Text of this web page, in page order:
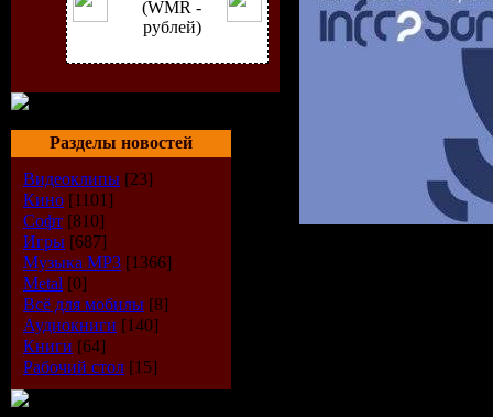
(WMR -
рублей)
Разделы новостей
Видеоклипы [23]
Кино [1101]
Софт [810]
Игры [687]
Музыка МР3 [1366]
Metal [0]
Всё для мобилы [8]
Аудиокниги [140]
Книги [64]
Рабочий стол [15]